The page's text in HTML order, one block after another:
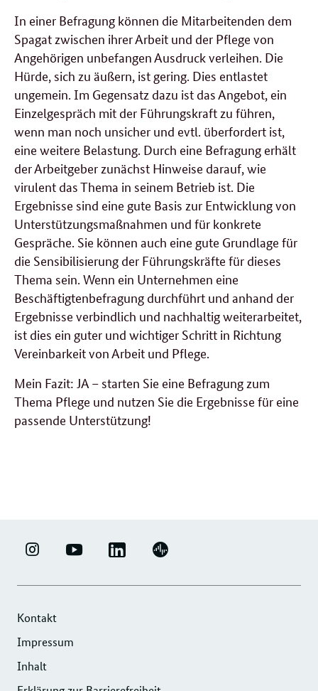
In einer Befragung können die Mitarbeitenden dem
Spagat zwischen ihrer Arbeit und der Pflege von
Angehörigen unbefangen Ausdruck verleihen. Die
Hürde, sich zu äußern, ist gering. Dies entlastet
ungemein. Im Gegensatz dazu ist das Angebot, ein
Einzelgespräch mit der Führungskraft zu führen,
wenn man noch unsicher und evtl. überfordert ist,
eine weitere Belastung. Durch eine Befragung erhält
der Arbeitgeber zunächst Hinweise darauf, wie
virulent das Thema in seinem Betrieb ist. Die
Ergebnisse sind eine gute Basis zur Entwicklung von
Unterstützungsmaßnahmen und für konkrete
Gespräche. Sie können auch eine gute Grundlage für
die Sensibilisierung der Führungskräfte für dieses
Thema sein. Wenn ein Unternehmen eine
Beschäftigtenbefragung durchführt und anhand der
Ergebnisse verbindlich und nachhaltig weiterarbeitet,
ist dies ein guter und wichtiger Schritt in Richtung
Vereinbarkeit von Arbeit und Pflege.
Mein Fazit: JA – starten Sie eine Befragung zum
Thema Pflege und nutzen Sie die Ergebnisse für eine
passende Unterstützung!
ERFOLGSFAKTOR
INSTAGRAM
UND
VIDEOS
YOUTUBE LINKEDIN
UNTERNEHMENSNETZWERK
SERVICE
PODIGEE
Kontakt
Impressum
Inhalt